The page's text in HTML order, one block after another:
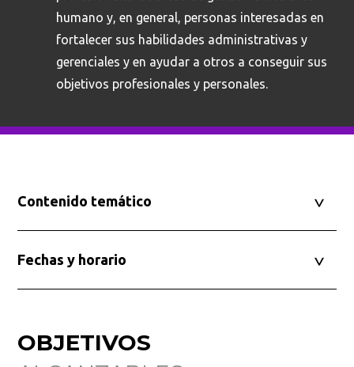
humano y, en general, personas interesadas en
fortalecer sus habilidades administrativas y
gerenciales y en ayudar a otros a conseguir sus
objetivos profesionales y personales.
Contenido temático
Fechas y horario
OBJETIVOS